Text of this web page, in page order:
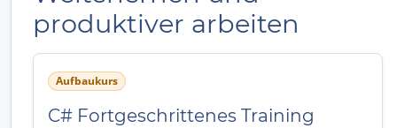
produktiver arbeiten
Aufbaukurs
C# Fortgeschrittenes Training